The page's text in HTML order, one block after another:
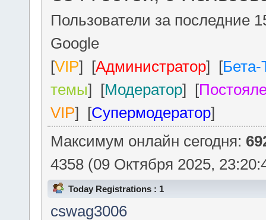
354 Гостей, 0
Пользователи за последние
Google
[VIP] [ Администратор] [Бета-
темы ] [Модератор] [
VIP] [Супермодератор]
Максимум онлайн сегодня:
4358 (09 Октября 2025,
Today Registrations : 1